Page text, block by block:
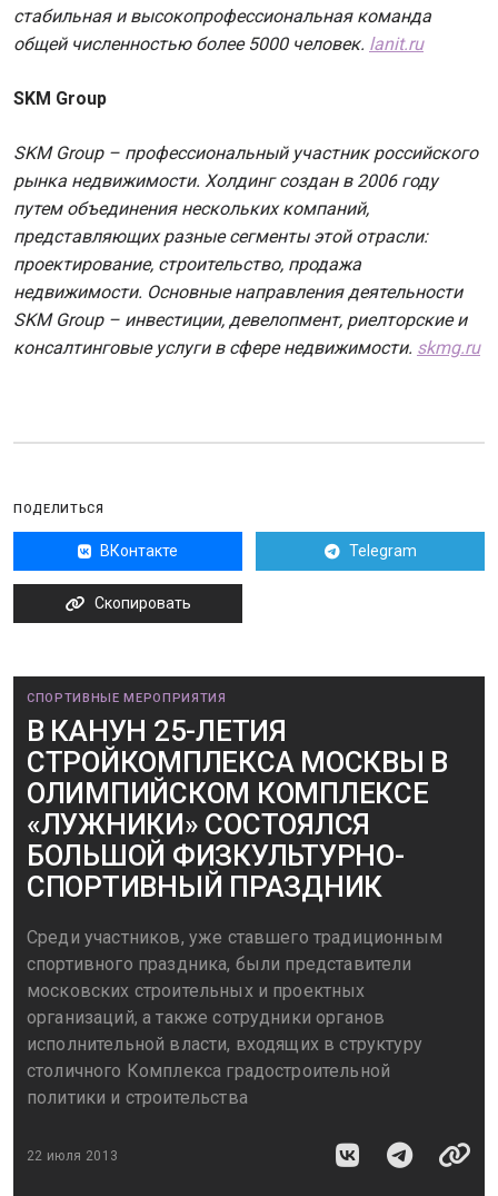
стабильная и высокопрофессиональная команда
общей численностью более 5000 человек. lanit.ru
SKM Group
SKM Group – профессиональный участник российского
рынка недвижимости. Холдинг создан в 2006 году
путем объединения нескольких компаний,
представляющих разные сегменты этой отрасли:
проектирование, строительство, продажа
недвижимости. Основные направления деятельности
SKM Group – инвестиции, девелопмент, риелторские и
консалтинговые услуги в сфере недвижимости. skmg.ru
ПОДЕЛИТЬСЯ
ВКонтакте Telegram
Скопировать
СПОРТИВНЫЕ МЕРОПРИЯТИЯ
В КАНУН 25-ЛЕТИЯ
СТРОЙКОМПЛЕКСА МОСКВЫ В
ОЛИМПИЙСКОМ КОМПЛЕКСЕ
«ЛУЖНИКИ» СОСТОЯЛСЯ
БОЛЬШОЙ ФИЗКУЛЬТУРНО-
СПОРТИВНЫЙ ПРАЗДНИК
Среди участников, уже ставшего традиционным
спортивного праздника, были представители
московских строительных и проектных
организаций, а также сотрудники органов
исполнительной власти, входящих в структуру
столичного Комплекса градостроительной
политики и строительства
22 июля 2013